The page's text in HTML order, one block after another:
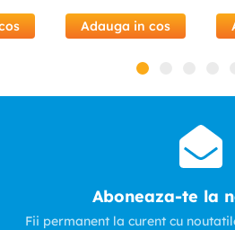
Adauga in cos
Aboneaza-te la
Fii permanent la curent cu